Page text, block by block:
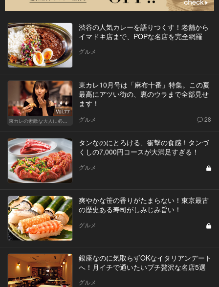
渋谷の人気カレーを語りつくす！老舗から
イマドキ店まで、POPな名店を完全網羅
グルメ
Vol.77
東カレの素敵な大人に必要なこと
東カレ10月号は「麻布十番」特集。この夏
最高にアツい街の、裏のウラまで全部見せ
ます！
グルメ 28
タンなのにとろける、衝撃の食感！タンづ
くしの7,000円コースが大満足すぎる！
グルメ
爽やかな笹の香りがたまらない！東京最古
の歴史ある寿司がしみじみ旨い！
グルメ
銀座なのに気取らずOKなイタリアンデート
へ！月イチで通いたいプチ贅沢な名店5選
グルメ